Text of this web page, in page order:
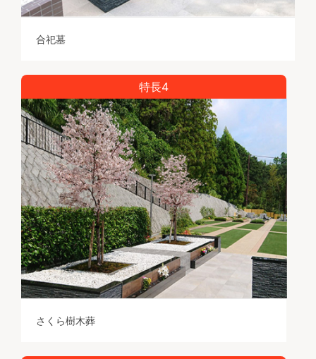
合祀墓
特長4
さくら樹木葬